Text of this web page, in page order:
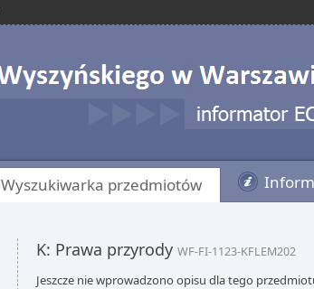
Wyszukiwarka przedmiotów
K: Prawa przyrody WF-FI-1123-KFLEM202
Jeszcze nie wprowadzono opisu dla tego